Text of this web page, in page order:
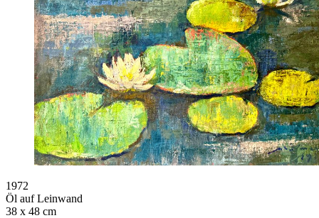
1972
Öl auf Leinwand
38 x 48 cm